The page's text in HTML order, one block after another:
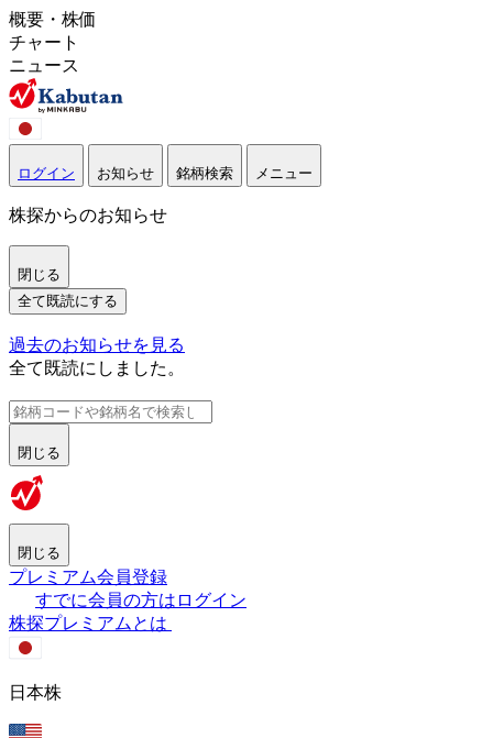
概要・株価
チャート
ニュース
ログイン お知らせ 銘柄検索 メニュー
株探からのお知らせ
閉じる
全て既読にする
過去のお知らせを見る
全て既読にしました。
閉じる
閉じる
プレミアム会員登録
すでに会員の方はログイン
株探プレミアムとは
日本株